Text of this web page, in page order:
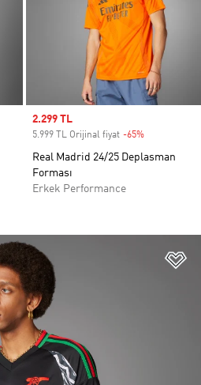
Sale price
2.299 TL
5.999 TL Orijinal fiyat -65%
Real Madrid 24/25 Deplasman
Forması
Erkek Performance